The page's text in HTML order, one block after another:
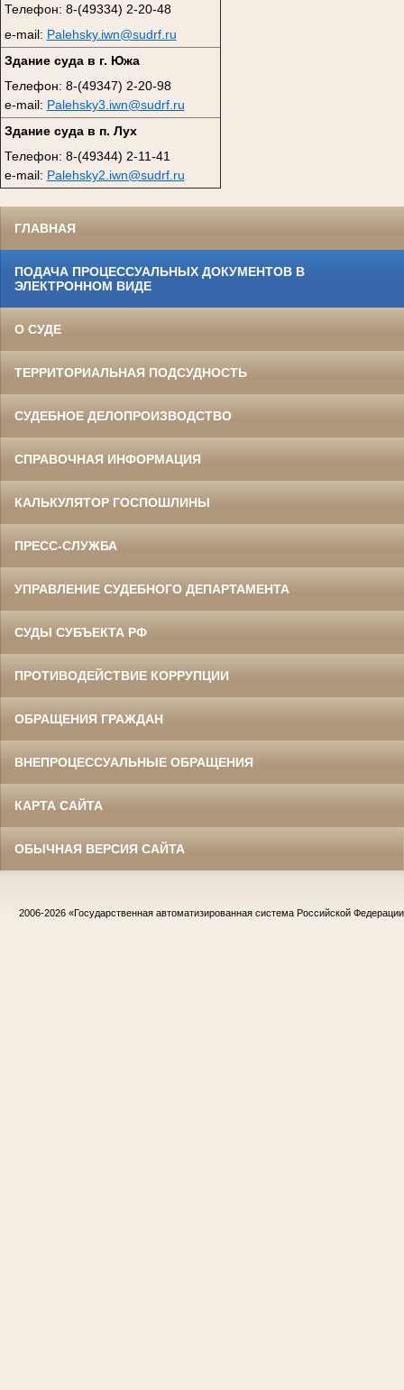
Телефон: 8-(49334) 2-20-48
e-mail: Palehsky.iwn@sudrf.ru
Здание суда в г. Южа
Телефон: 8-(49347) 2-20-98
e-mail: Palehsky3.iwn@sudrf.ru
Здание суда в п. Лух
Телефон: 8-(49344) 2-11-41
e-mail: Palehsky2.iwn@sudrf.ru
ГЛАВНАЯ
ПОДАЧА ПРОЦЕССУАЛЬНЫХ ДОКУМЕНТОВ В
ЭЛЕКТРОННОМ ВИДЕ
О СУДЕ
ТЕРРИТОРИАЛЬНАЯ ПОДСУДНОСТЬ
СУДЕБНОЕ ДЕЛОПРОИЗВОДСТВО
СПРАВОЧНАЯ ИНФОРМАЦИЯ
КАЛЬКУЛЯТОР ГОСПОШЛИНЫ
ПРЕСС-СЛУЖБА
УПРАВЛЕНИЕ СУДЕБНОГО ДЕПАРТАМЕНТА
СУДЫ СУБЪЕКТА РФ
ПРОТИВОДЕЙСТВИЕ КОРРУПЦИИ
ОБРАЩЕНИЯ ГРАЖДАН
ВНЕПРОЦЕССУАЛЬНЫЕ ОБРАЩЕНИЯ
КАРТА САЙТА
ОБЫЧНАЯ ВЕРСИЯ САЙТА
2006-2026 «Государственная автоматизированная система Российской